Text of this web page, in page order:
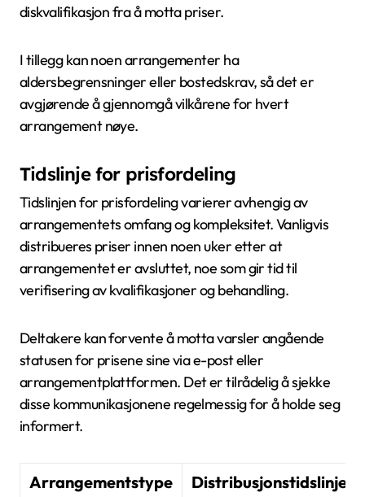
diskvalifikasjon fra å motta priser.
I tillegg kan noen arrangementer ha
aldersbegrensninger eller bostedskrav, så det er
avgjørende å gjennomgå vilkårene for hvert
arrangement nøye.
Tidslinje for prisfordeling
Tidslinjen for prisfordeling varierer avhengig av
arrangementets omfang og kompleksitet. Vanligvis
distribueres priser innen noen uker etter at
arrangementet er avsluttet, noe som gir tid til
verifisering av kvalifikasjoner og behandling.
Deltakere kan forvente å motta varsler angående
statusen for prisene sine via e-post eller
arrangementplattformen. Det er tilrådelig å sjekke
disse kommunikasjonene regelmessig for å holde seg
informert.
Arrangementstype
Distribusjonstidslinje